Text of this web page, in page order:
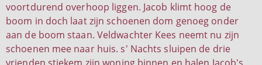
voortdurend overhoop liggen. Jacob klimt hoog de
boom in doch laat zijn schoenen dom genoeg onder
aan de boom staan. Veldwachter Kees neemt nu zijn
schoenen mee naar huis. s' Nachts sluipen de drie